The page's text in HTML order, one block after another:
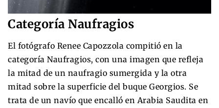
Categoría Naufragios
El fotógrafo Renee Capozzola compitió en la
categoría Naufragios, con una imagen que refleja
la mitad de un naufragio sumergida y la otra
mitad sobre la superficie del buque Georgios. Se
trata de un navío que encalló en Arabia Saudita en